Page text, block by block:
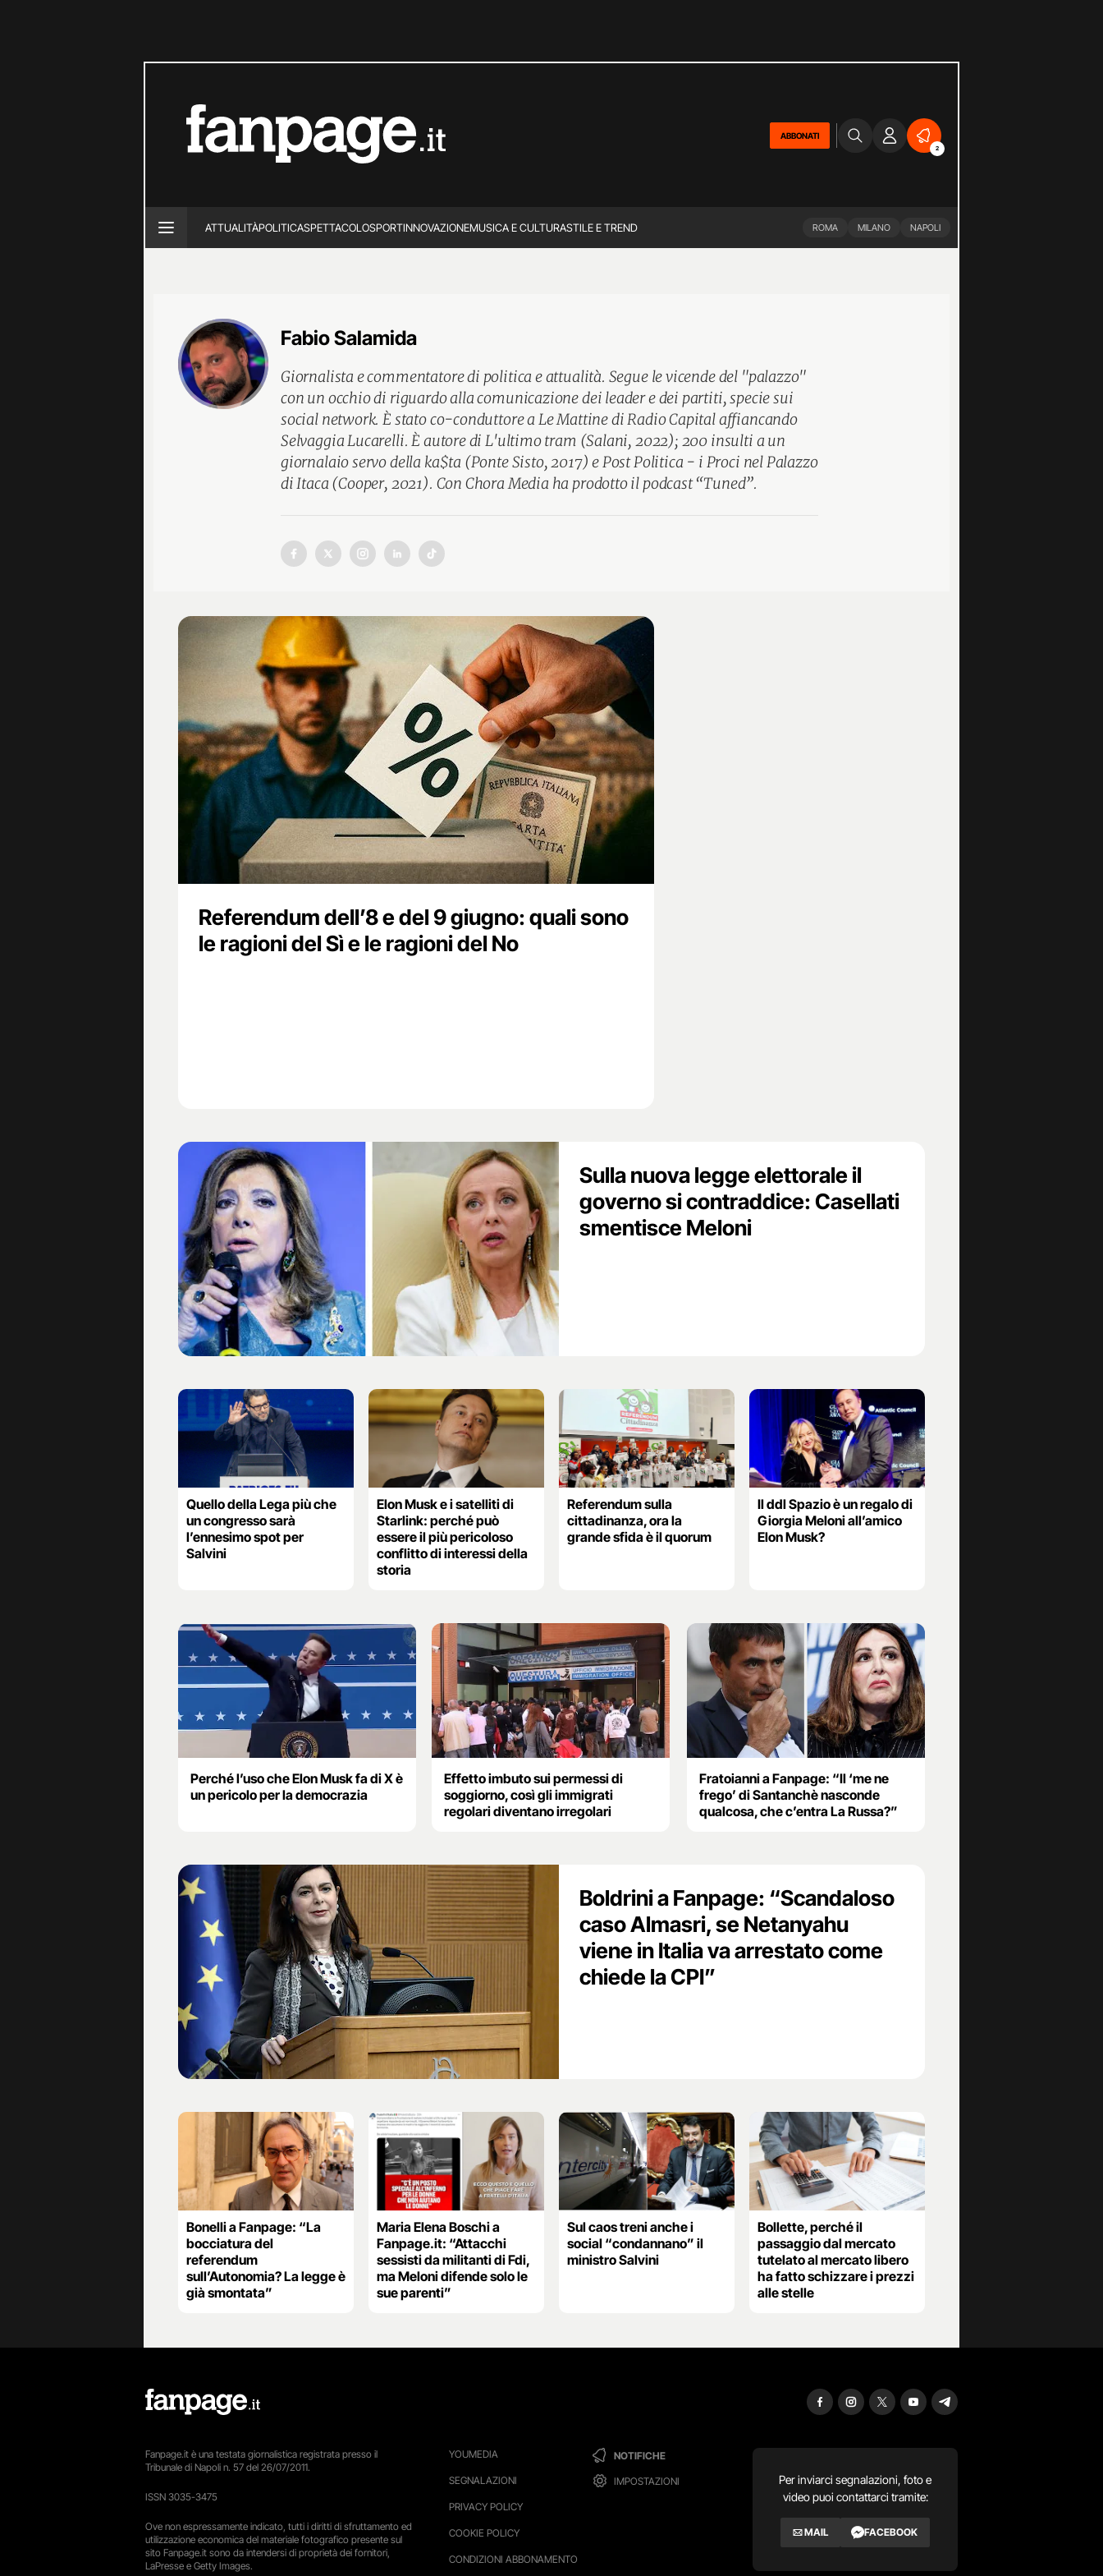
ABBONATI
2
ATTUALITÀPOLITICASPETTACOLOSPORTINNOVAZIONEMUSICA E CULTURASTILE E TREND ROMA MILANO NAPOLI
Fabio Salamida
Giornalista e commentatore di politica e attualità. Segue le vicende del "palazzo"
con un occhio di riguardo alla comunicazione dei leader e dei partiti, specie sui
social network. È stato co-conduttore a Le Mattine di Radio Capital affiancando
Selvaggia Lucarelli. È autore di L'ultimo tram (Salani, 2022); 200 insulti a un
giornalaio servo della ka$ta (Ponte Sisto, 2017) e Post Politica - i Proci nel Palazzo
di Itaca (Cooper, 2021). Con Chora Media ha prodotto il podcast “Tuned”.
Referendum dell’8 e del 9 giugno: quali sono
le ragioni del Sì e le ragioni del No
Sulla nuova legge elettorale il
governo si contraddice: Casellati
smentisce Meloni
Quello della Lega più che
un congresso sarà
l’ennesimo spot per
Salvini
Elon Musk e i satelliti di
Starlink: perché può
essere il più pericoloso
conflitto di interessi della
storia
Referendum sulla
cittadinanza, ora la
grande sfida è il quorum
Il ddl Spazio è un regalo di
Giorgia Meloni all’amico
Elon Musk?
Perché l’uso che Elon Musk fa di X è
un pericolo per la democrazia
Effetto imbuto sui permessi di
soggiorno, così gli immigrati
regolari diventano irregolari
Fratoianni a Fanpage: “Il ‘me ne
frego’ di Santanchè nasconde
qualcosa, che c’entra La Russa?”
Boldrini a Fanpage: “Scandaloso
caso Almasri, se Netanyahu
viene in Italia va arrestato come
chiede la CPI”
Bonelli a Fanpage: “La
bocciatura del
referendum
sull’Autonomia? La legge è
già smontata”
Maria Elena Boschi a
Fanpage.it: “Attacchi
sessisti da militanti di Fdi,
ma Meloni difende solo le
sue parenti”
Sul caos treni anche i
social “condannano” il
ministro Salvini
Bollette, perché il
passaggio dal mercato
tutelato al mercato libero
ha fatto schizzare i prezzi
alle stelle
YOUMEDIA
SEGNALAZIONI
PRIVACY POLICY
COOKIE POLICY
CONDIZIONI ABBONAMENTO
NOTIFICHE
IMPOSTAZIONI
Per inviarci segnalazioni, foto e
video puoi contattarci tramite:
MAIL FACEBOOK
Fanpage.it è una testata giornalistica registrata presso il
Tribunale di Napoli n. 57 del 26/07/2011.
ISSN 3035-3475
Ove non espressamente indicato, tutti i diritti di sfruttamento ed
utilizzazione economica del materiale fotografico presente sul
sito Fanpage.it sono da intendersi di proprietà dei fornitori,
LaPresse e Getty Images.